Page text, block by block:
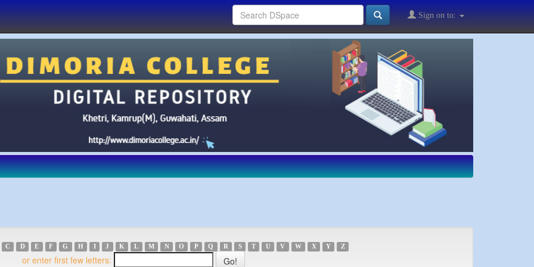
Sign on to:
C D E F G H I J K L M N O P Q R S T U V W X Y Z
or enter first few letters: